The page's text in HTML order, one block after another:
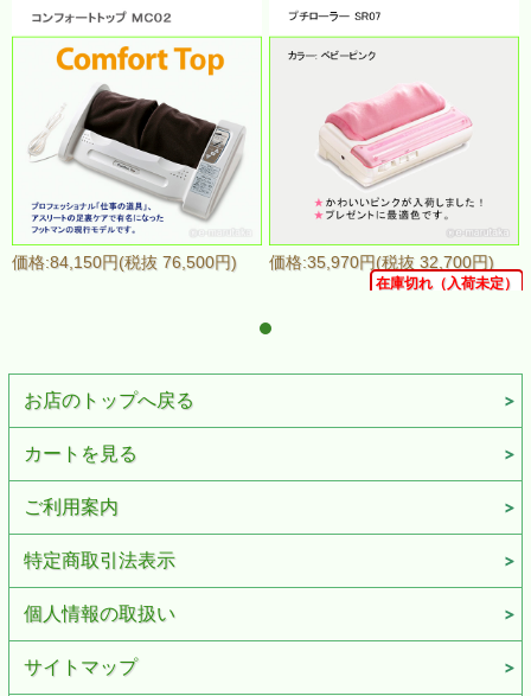
価格:84,150円(税抜 76,500円) 価格:35,970円(税抜 32,700円)
在庫切れ（入荷未定）
お店のトップへ戻る
カートを見る
ご利用案内
特定商取引法表示
個人情報の取扱い
サイトマップ